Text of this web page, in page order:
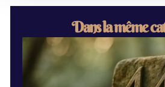
Dans la même